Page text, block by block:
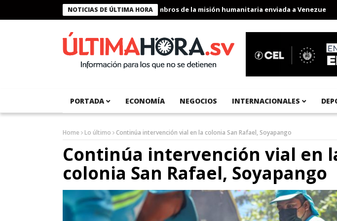
NOTICIAS DE ÚLTIMA HORA
Presidente Bukele condecora a miembros de la misión humanitaria enviada a Venezuela
PORTADA ECONOMÍA NEGOCIOS INTERNACIONALES
Home Lo último Continúa intervención vial en la colonia San Rafael, Soyapango
Continúa intervención vial en
colonia San Rafael, Soyapango